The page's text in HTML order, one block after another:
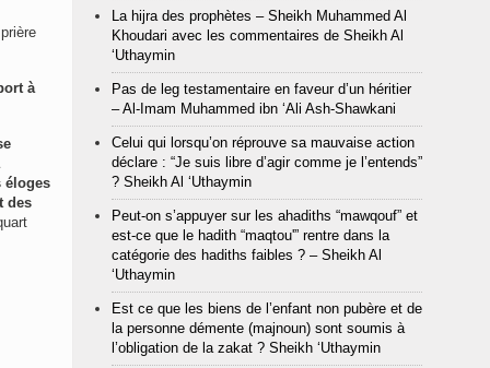
à
éloges
des
La hijra des prophètes – Sheikh Muhammed Al
Khoudari avec les commentaires de Sheikh Al
‘Uthaymin
Pas de leg testamentaire en faveur d’un héritier
– Al-Imam Muhammed ibn ‘Ali Ash-Shawkani
Celui qui lorsqu’on réprouve sa mauvaise action
déclare : “Je suis libre d’agir comme je l’entends”
? Sheikh Al ‘Uthaymin
Peut-on s’appuyer sur les ahadiths “mawqouf” et
est-ce que le hadith “maqtou'” rentre dans la
catégorie des hadiths faibles ? – Sheikh Al
‘Uthaymin
Est ce que les biens de l’enfant non pubère et de
la personne démente (majnoun) sont soumis à
l’obligation de la zakat ? Sheikh ‘Uthaymin